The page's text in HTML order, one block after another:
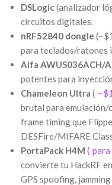
DSLogic(analizador
circuitos digitales.
nRF52840 dongle
para teclados/ratones
Alfa AWUS036ACH/
potentes para
Chameleon Ultra (
brutal para emulación/
frame timing que
DESFire/MIFARE
PortaPack H4M ( para
convierte tu HackRF
GPS spoofing, jamming